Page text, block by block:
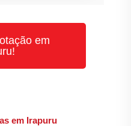
em
em Irapuru